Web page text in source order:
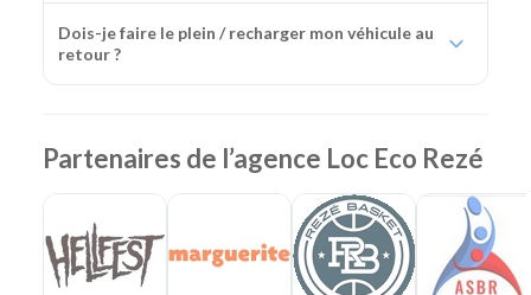
Dois-je faire le plein / recharger mon véhicule au
retour ?
Partenaires de l’agence Loc Eco Rezé